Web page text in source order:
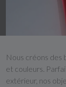
Nous créons
et couleurs.
extérieur, nos